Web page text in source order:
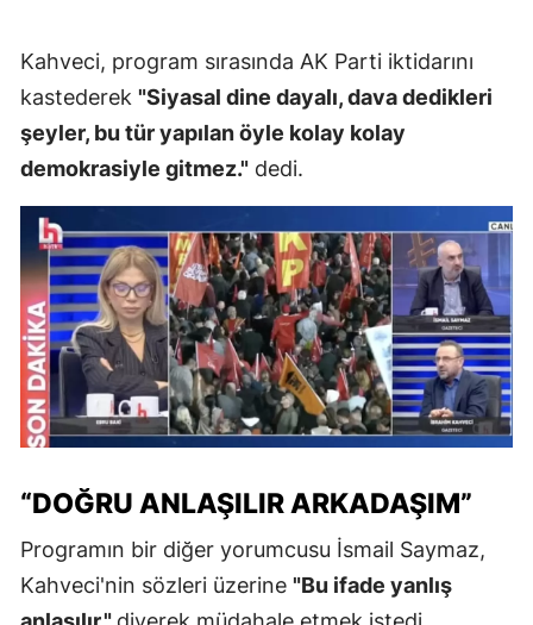
Kahveci, program sırasında AK Parti iktidarını
kastederek "Siyasal dine dayalı, dava dedikleri
şeyler, bu tür yapılan öyle kolay kolay
demokrasiyle gitmez." dedi.
“DOĞRU ANLAŞILIR ARKADAŞIM”
Programın bir diğer yorumcusu İsmail Saymaz,
Kahveci'nin sözleri üzerine "Bu ifade yanlış